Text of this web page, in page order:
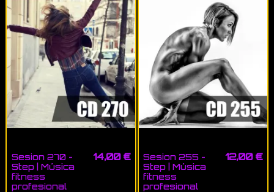
Sesion 270 -
Step | Música
fitness
profesional
14,00 €
Sesion 255 -
Step | Música
fitness
profesional
12,00 €